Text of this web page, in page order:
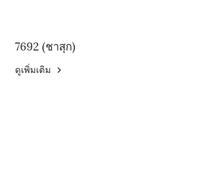
7692 (ชาสุก)
ดูเพิ่มเติม